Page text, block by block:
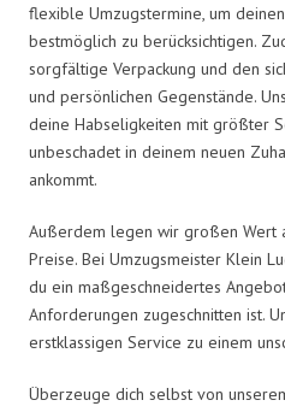
flexible Umzugstermine, um
bestmöglich zu berücksichtigen.
sorgfältige Verpackung und den
und persönlichen Gegenstände.
deine Habseligkeiten mit größter
unbeschadet in deinem neuen
ankommt.
Außerdem legen wir großen Wert
Preise. Bei Umzugsmeister Klein
du ein maßgeschneidertes
Anforderungen zugeschnitten ist.
erstklassigen Service zu einem
Überzeuge dich selbst von